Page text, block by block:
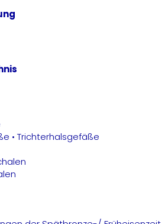
• Trichterhalsgefäße